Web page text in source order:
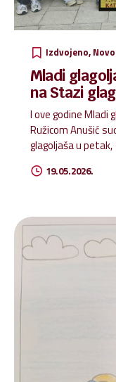
Izdvojeno
Mladi
na Stazi
I ove godine Mladi
Ružicom Anušić
glagoljaša u
pokrenula Udruga
čitati i pisati
baštinu. Tijekom
predmete s
magnete s
Njima smo
19.05.2026.